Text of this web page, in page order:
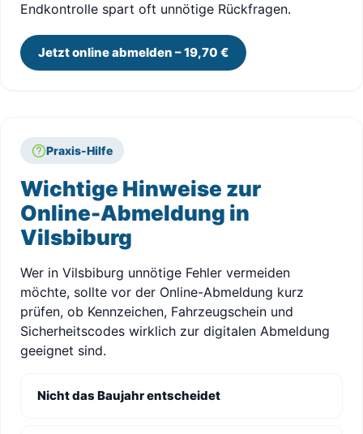
Endkontrolle spart oft unnötige Rückfragen.
Jetzt online abmelden – 19,70 €
Praxis-Hilfe
Wichtige Hinweise zur
Online-Abmeldung in
Vilsbiburg
Wer in Vilsbiburg unnötige Fehler vermeiden
möchte, sollte vor der Online-Abmeldung kurz
prüfen, ob Kennzeichen, Fahrzeugschein und
Sicherheitscodes wirklich zur digitalen Abmeldung
geeignet sind.
Nicht das Baujahr entscheidet